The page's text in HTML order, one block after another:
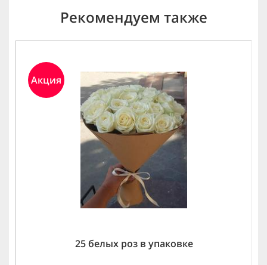
Рекомендуем также
Акция
25 белых роз в упаковке